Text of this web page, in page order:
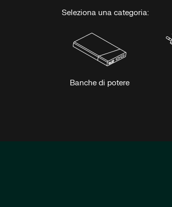
Seleziona una categoria:
Banche di potere